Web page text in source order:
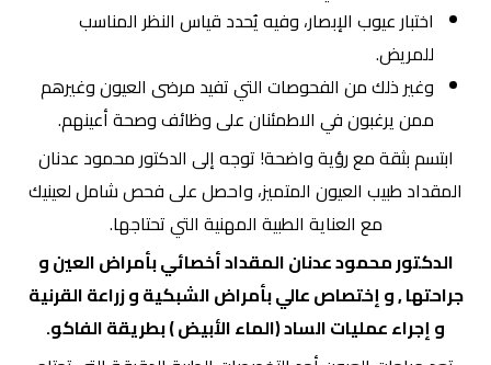
اختبار عيوب الإبصار، وفيه يُحدد قياس النظر المناسب
للمريض.
وغير ذلك من الفحوصات التي تفيد مرضى العيون وغيرهم
ممن يرغبون في الاطمئنان على وظائف وصحة أعينهم.
ابتسم بثقة مع رؤية واضحة! توجه إلى الدكتور محمود عدنان
المقداد طبيب العيون المتميز، واحصل على فحص شامل لعينيك
مع العناية الطبية المهنية التي تحتاجها.
الدكتور محمود عدنان المقداد أخصائي بأمراض العين و
جراحتها , و إختصاص عالي بأمراض الشبكية و زراعة القرنية
و إجراء عمليات الساد (الماء الأبيض ) بطريقة الفاكو.